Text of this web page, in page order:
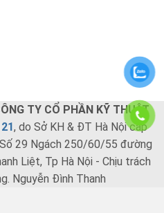
TY CỔ PHẦN KỸ THUẬT
, do Sở KH & ĐT Hà Nội cấp
29 Ngách 250/60/55 đường
Liệt, Tp Hà Nội - Chịu trách
Nguyễn Đình Thanh